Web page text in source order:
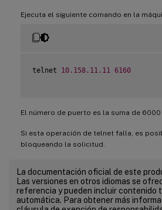
Ejecuta el siguiente comando en la
telnet 10.158 .11 .11 6160
El número de puerto es la suma de 6000
Si esta operación de telnet falla, es
bloqueando la solicitud.
La documentación oficial de este
Las versiones en otros idiomas se
referencia y pueden incluir contenido
automática. Para obtener más